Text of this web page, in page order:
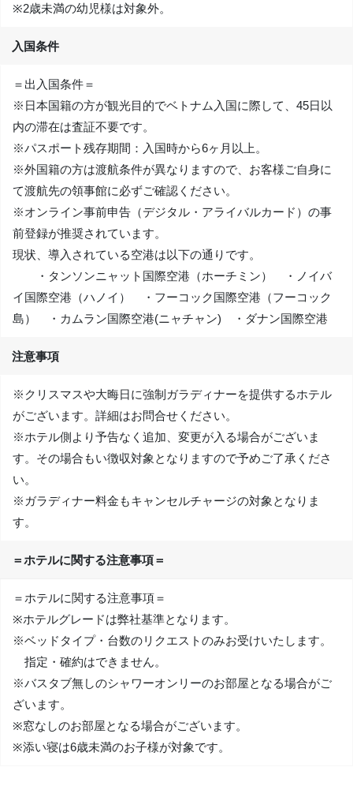
※2歳未満の幼児様は対象外。
入国条件
＝出入国条件＝
※日本国籍の方が観光目的でベトナム入国に際して、45日以
内の滞在は査証不要です。
※パスポート残存期間：入国時から6ヶ月以上。
※外国籍の方は渡航条件が異なりますので、お客様ご自身に
て渡航先の領事館に必ずご確認ください。
※オンライン事前申告（デジタル・アライバルカード）の事
前登録が推奨されています。
現状、導入されている空港は以下の通りです。
・タンソンニャット国際空港（ホーチミン） ・ノイバ
イ国際空港（ハノイ） ・フーコック国際空港（フーコック
島） ・カムラン国際空港(ニャチャン) ・ダナン国際空港
注意事項
※クリスマスや大晦日に強制ガラディナーを提供するホテル
がございます。詳細はお問合せください。
※ホテル側より予告なく追加、変更が入る場合がございま
す。その場合もい徴収対象となりますので予めご了承くださ
い。
※ガラディナー料金もキャンセルチャージの対象となりま
す。
＝ホテルに関する注意事項＝
＝ホテルに関する注意事項＝
※ホテルグレードは弊社基準となります。
※ベッドタイプ・台数のリクエストのみお受けいたします。
指定・確約はできません。
※バスタブ無しのシャワーオンリーのお部屋となる場合がご
ざいます。
※窓なしのお部屋となる場合がございます。
※添い寝は6歳未満のお子様が対象です。